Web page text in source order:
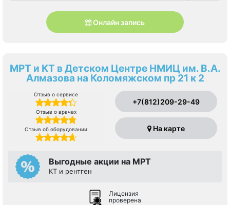
Онлайн запись
МРТ и КТ в Детском Центре НМИЦ им. В.А.
Алмазова на Коломяжском пр 21 к 2
Отзыв о сервисе
Отзыв о врачах
Отзыв об оборудовании
+7(812)209-29-49
На карте
Выгодные акции на МРТ
КТ и рентген
Лицензия
проверена